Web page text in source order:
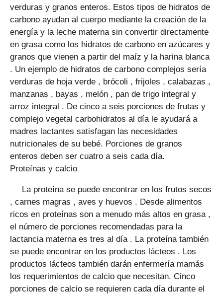
verduras y granos enteros. Estos tipos de hidratos de
carbono ayudan al cuerpo mediante la creación de la
energía y la leche materna sin convertir directamente
en grasa como los hidratos de carbono en azúcares y
granos que vienen a partir del maíz y la harina blanca
. Un ejemplo de hidratos de carbono complejos sería
verduras de hoja verde , brócoli , frijoles , calabazas ,
manzanas , bayas , melón , pan de trigo integral y
arroz integral . De cinco a seis porciones de frutas y
complejo vegetal carbohidratos al día le ayudará a
madres lactantes satisfagan las necesidades
nutricionales de su bebé. Porciones de granos
enteros deben ser cuatro a seis cada día.
Proteínas y calcio
La proteína se puede encontrar en los frutos secos
, carnes magras , aves y huevos . Desde alimentos
ricos en proteínas son a menudo más altos en grasa ,
el número de porciones recomendadas para la
lactancia materna es tres al día . La proteína también
se puede encontrar en los productos lácteos . Los
productos lácteos también darán enfermería mamás
los requerimientos de calcio que necesitan. Cinco
porciones de calcio se requieren cada día durante el